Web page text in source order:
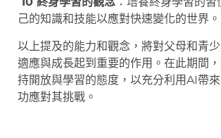
己的知識和技能以應對快速變化的世界。
以上提及的能力和觀念，將對父母和青
適應與成長起到重要的作用。在此期間
持開放與學習的態度，以充分利用AI帶
功應對其挑戰。